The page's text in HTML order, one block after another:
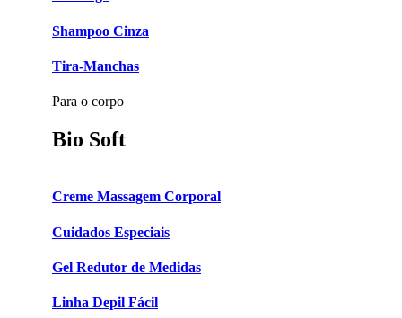
Shampoo Cinza
Tira-Manchas
Para o corpo
Bio Soft
Creme Massagem Corporal
Cuidados Especiais
Gel Redutor de Medidas
Linha Depil Fácil